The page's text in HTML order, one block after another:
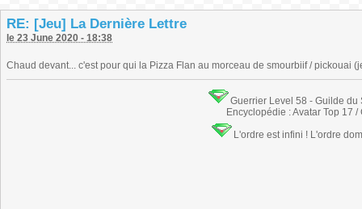
RE: [Jeu] La Dernière Lettre
le 23 June 2020 - 18:38
Chaud devant... c'est pour qui la Pizza Flan au morceau de smourbiif / pickouai
Guerrier Level 58 - Guilde
Encyclopédie : Avatar Top 17 /
L'ordre est infini ! L'ordre